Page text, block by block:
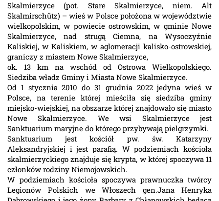
Skalmierzyce (pot. Stare Skalmierzyce, niem. Alt
Skalmirschütz) – wieś w Polsce położona w województwie
wielkopolskim, w powiecie ostrowskim, w gminie Nowe
Skalmierzyce, nad strugą Ciemna, na Wysoczyźnie
Kaliskiej, w Kaliskiem, w aglomeracji kalisko-ostrowskiej,
graniczy z miastem Nowe Skalmierzyce,
ok. 13 km na wschód od Ostrowa Wielkopolskiego.
Siedziba władz Gminy i Miasta Nowe Skalmierzyce.
Od 1 stycznia 2010 do 31 grudnia 2022 jedyna wieś w
Polsce, na terenie której mieściła się siedziba gminy
miejsko-wiejskiej, na obszarze której znajdowało się miasto
Nowe Skalmierzyce. We wsi Skalmierzyce jest
Sanktuarium maryjne do którego przybywają pielgrzymki.
Sanktuarium jest kościół pw. św. Katarzyny
Aleksandryjskiej i jest parafią. W podziemiach kościoła
skalmierzyckiego znajduje się krypta, w której spoczywa 11
członków rodziny Niemojowskich.
W podziemiach kościoła spoczywa prawnuczka twórcy
Legionów Polskich we Włoszech gen.Jana Henryka